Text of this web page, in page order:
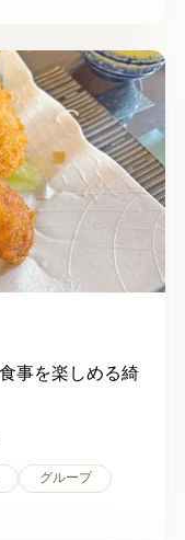
事を楽しめる綺
グループ